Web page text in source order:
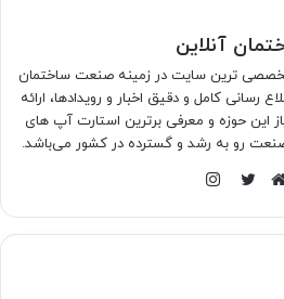
آنلاین
تخصصی ترین سایت در زمینه صنعت ساختمان
کامل و دقیق اخبار و رویدادها، ارائه
این حوزه و معرفی برترین استارت آپ های
رو به رشد و گسترده در کشور می‌باشد.